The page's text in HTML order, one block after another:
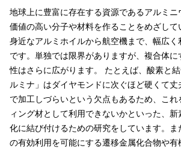
地球上に豊富に存在する資源であるアルミニ
価値の高い分子や材料を作ることをめざして
身近なアルミホイルから航空機まで、幅広
です。単独では限界がありますが、複合体
性はさらに広がります。 たとえば、酸素と
ルミナ」はダイヤモンドに次ぐほど硬くて
で加工しづらいという欠点もあるため、これ
ィング材として利用できないかといった、新
化に結び付けるための研究をしています。ま
の有効利用を可能にする遷移金属化合物や有